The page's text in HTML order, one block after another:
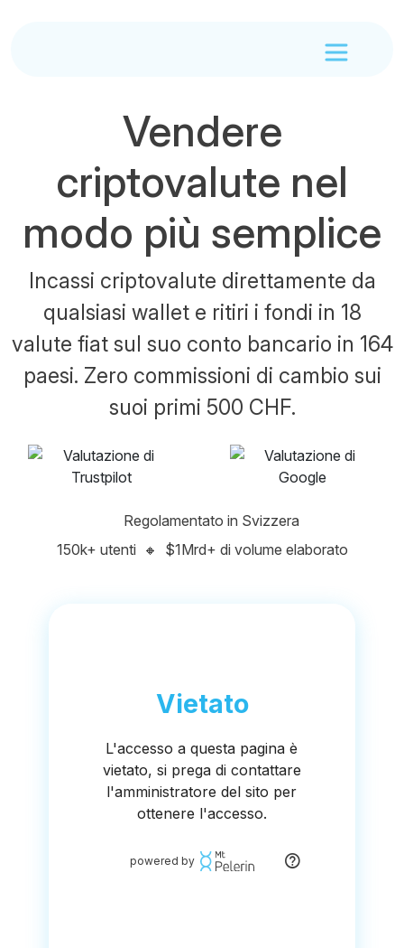
Vendere
criptovalute nel
modo più semplice
Incassi criptovalute direttamente da
qualsiasi wallet e ritiri i fondi in 18
valute fiat sul suo conto bancario in 164
paesi. Zero commissioni di cambio sui
suoi primi 500 CHF.
Regolamentato in Svizzera
150k+ utenti 🔸 $1Mrd+ di volume elaborato